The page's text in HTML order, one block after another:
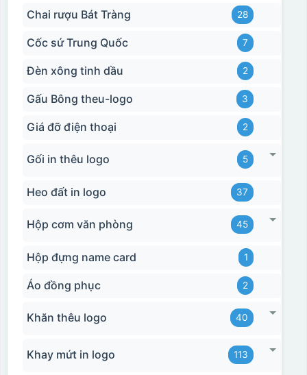
Chai rượu Bát Tràng 28
Cốc sứ Trung Quốc 7
Đèn xông tinh dầu 2
Gấu Bông theu-logo 3
Giá đỡ điện thoại 2
Gối in thêu logo 5
Heo đất in logo 37
Hộp cơm văn phòng 45
Hộp đựng name card 1
Áo đồng phục 2
Khăn thêu logo 40
Khay mứt in logo 113